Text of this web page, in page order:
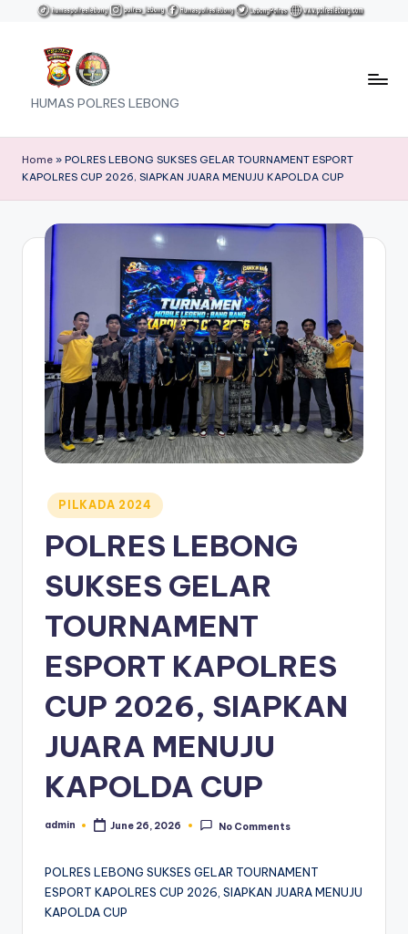
content
HUMAS POLRES LEBONG
Home » POLRES LEBONG SUKSES GELAR TOURNAMENT ESPORT
KAPOLRES CUP 2026, SIAPKAN JUARA MENUJU KAPOLDA CUP
Posted
in
PILKADA 2024
POLRES LEBONG
SUKSES GELAR
TOURNAMENT
ESPORT KAPOLRES
CUP 2026, SIAPKAN
JUARA MENUJU
KAPOLDA CUP
Posted
admin June 26, 2026 No Comments
POLRES LEBONG SUKSES GELAR TOURNAMENT
ESPORT KAPOLRES CUP 2026, SIAPKAN JUARA MENUJU
KAPOLDA CUP